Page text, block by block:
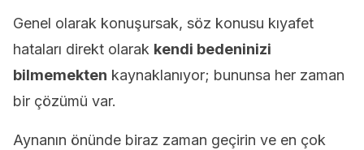
Genel olarak konuşursak, söz konusu kıyafet
hataları direkt olarak kendi bedeninizi
bilmemekten kaynaklanıyor; bununsa her zaman
bir çözümü var.
Aynanın önünde biraz zaman geçirin ve en çok